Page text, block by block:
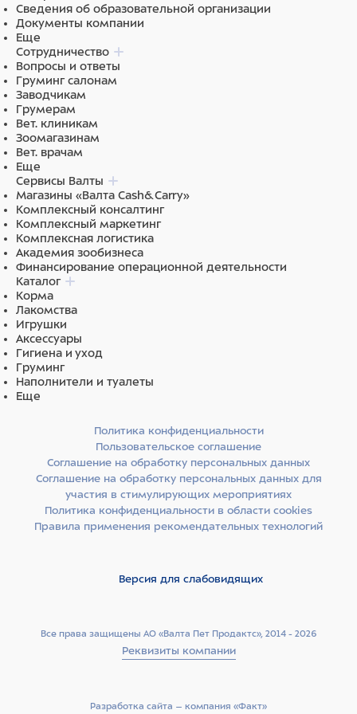
Сведения об образовательной организации
Документы компании
Еще
Сотрудничество
Вопросы и ответы
Груминг салонам
Заводчикам
Грумерам
Вет. клиникам
Зоомагазинам
Вет. врачам
Еще
Сервисы Валты
Магазины «Валта Cash&Carry»
Комплексный консалтинг
Комплексный маркетинг
Комплексная логистика
Академия зообизнеса
Финансирование операционной деятельности
Каталог
Корма
Лакомства
Игрушки
Аксессуары
Гигиена и уход
Груминг
Наполнители и туалеты
Еще
Все права защищены АО «Валта Пет Продактс», 2014 - 2026
Реквизиты компании
Политика конфиденциальности
Пользовательское соглашение
Соглашение на обработку персональных данных
Соглашение на обработку персональных данных для
участия в стимулирующих мероприятиях
Политика конфиденциальности в области cookies
Правила применения рекомендательных технологий
Версия для слабовидящих
Разработка сайта –­ компания «Факт»